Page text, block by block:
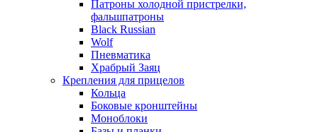
Патроны холодной пристрелки,
фальшпатроны
Black Russian
Wolf
Пневматика
Храбрый Заяц
Крепления для прицелов
Кольца
Боковые кронштейны
Моноблоки